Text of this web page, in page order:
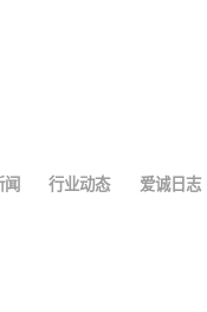
闻 行业动态 爱诚日志